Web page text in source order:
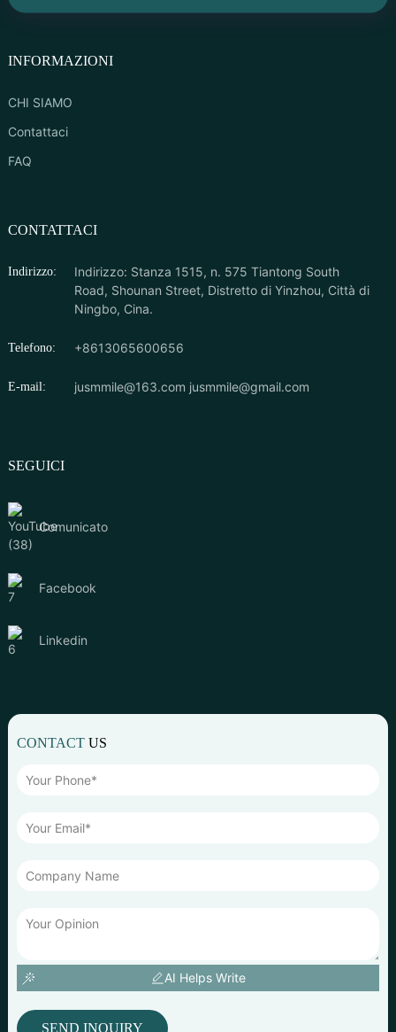
INFORMAZIONI
CHI SIAMO
Contattaci
FAQ
CONTATTACI
Indirizzo:
Indirizzo: Stanza 1515, n. 575 Tiantong South
Road, Shounan Street, Distretto di Yinzhou, Città di
Ningbo, Cina.
Telefono: +8613065600656
E-mail: jusmmile@163.com jusmmile@gmail.com
SEGUICI
Comunicato
Facebook
Linkedin
CONTACTUS
AI Helps Write
SEND INQUIRY